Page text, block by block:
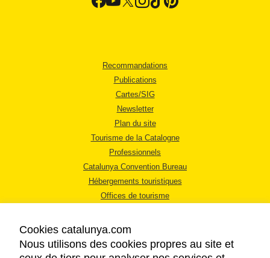
Recommandations
Publications
Cartes/SIG
Newsletter
Plan du site
Tourisme de la Catalogne
Professionnels
Catalunya Convention Bureau
Hébergements touristiques
Offices de tourisme
Cookies catalunya.com
Nous utilisons des cookies propres au site et